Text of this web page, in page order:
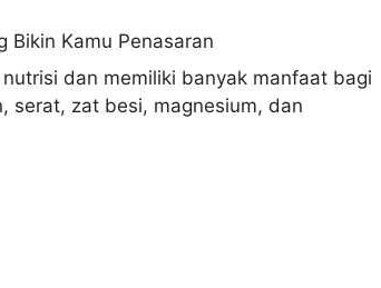
dan memiliki banyak manfaat bagi
serat, zat besi, magnesium, dan